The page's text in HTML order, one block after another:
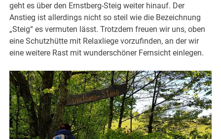
geht es über den Ernstberg-Steig weiter hinauf. Der
Anstieg ist allerdings nicht so steil wie die Bezeichnung
„Steig“ es vermuten lässt. Trotzdem freuen wir uns, oben
eine Schutzhütte mit Relaxliege vorzufinden, an der wir
eine weitere Rast mit wunderschöner Fernsicht einlegen.